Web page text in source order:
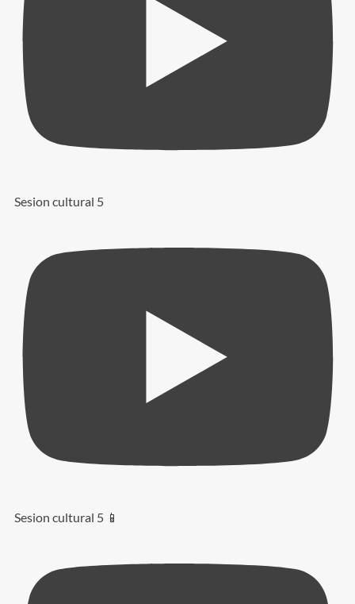
Sesion cultural 5
Sesion cultural 5 📱